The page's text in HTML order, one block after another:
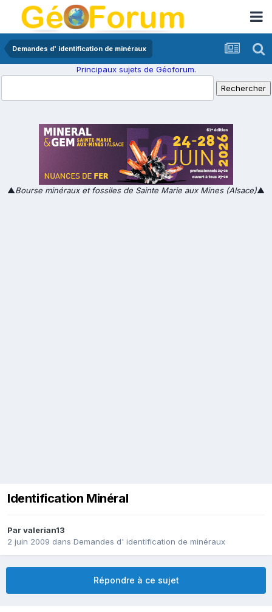
Demandes d' identification de minéraux
Principaux sujets de Géoforum.
▲Bourse minéraux et fossiles de Sainte Marie aux Mines (Alsace)▲
Identification Minéral
Parvalerian13
2 juin 2009 dans Demandes d' identification de minéraux
Répondre à ce sujet